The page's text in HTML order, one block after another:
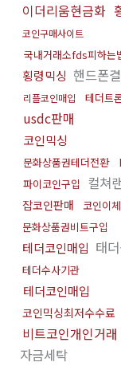
이더리움현금화
코인구매사이트
국내거래소fds피하는
횡령믹싱 핸드폰
리플코인매입 테더트
usdc판매
코인믹싱
문화상품권테더전환
파이코인구입
컬쳐
잡코인판매 코인이체
문화상품권비트구입
테더코인매입 태
테더수사기관
테더코인매입
코인믹싱최저수수료
비트코인개인거래
자금세탁